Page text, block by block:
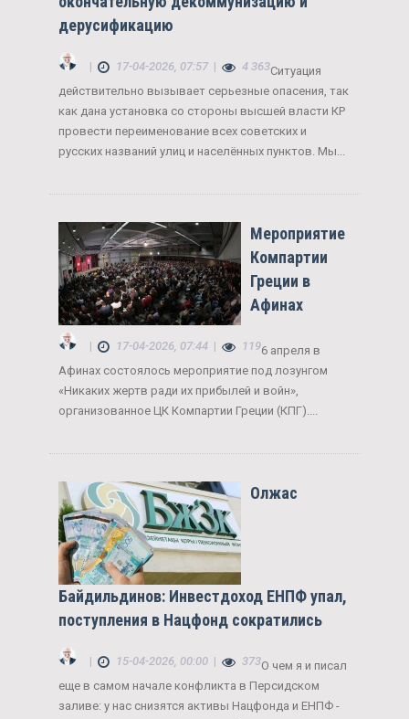
дерусификацию
| 17-04-2026, 07:57 | 4 363Ситуация
действительно вызывает серьезные опасения, так
как дана установка со стороны высшей власти КР
провести переименование всех советских и
русских названий улиц и населённых пунктов. Мы...
Мероприятие
Компартии
Греции в
Афинах
| 17-04-2026, 07:44 | 1196 апреля в
Афинах состоялось мероприятие под лозунгом
«Никаких жертв ради их прибылей и войн»,
организованное ЦК Компартии Греции (КПГ)....
Олжас
Байдильдинов: Инвестдоход ЕНПФ упал,
поступления в Нацфонд сократились
| 15-04-2026, 00:00 | 373О чем я и писал
еще в самом начале конфликта в Персидском
заливе: у нас снизятся активы Нацфонда и ЕНПФ -